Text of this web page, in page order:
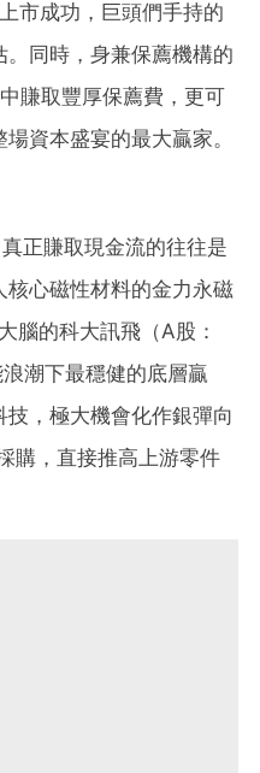
市成功，巨頭們手持的
同時，身兼保薦機構的
賺取豐厚保薦費，更可
資本盛宴的最大贏家。
正賺取現金流的往往是
核心磁性材料的金力永磁
腦的科大訊飛（A股：
潮下最穩健的底層贏
，極大機會化作銀彈向
購，直接推高上游零件